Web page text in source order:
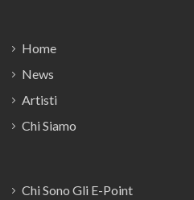
Home
News
Artisti
Chi Siamo
Chi Sono Gli E-Point